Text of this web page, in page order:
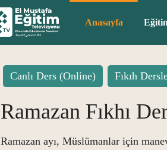
Anasayfa
Canlı Ders (Online) Fıkıh
Ramazan Fıkhı
Ramazan ayı, Müslümanlar için